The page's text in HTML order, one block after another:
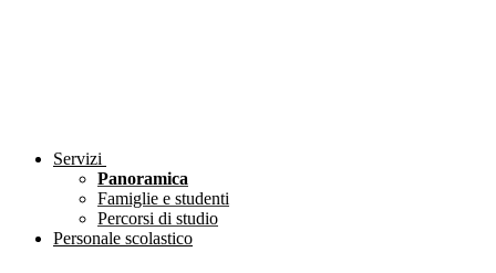
Servizi
Panoramica
Famiglie e studenti
Percorsi di studio
Personale scolastico